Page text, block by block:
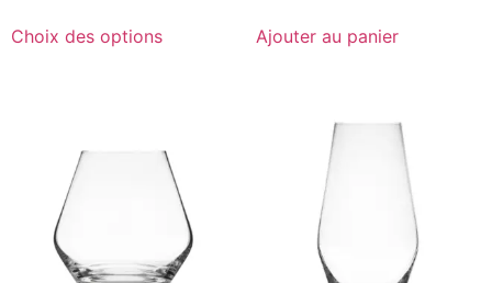
Choix des options Ajouter au panier